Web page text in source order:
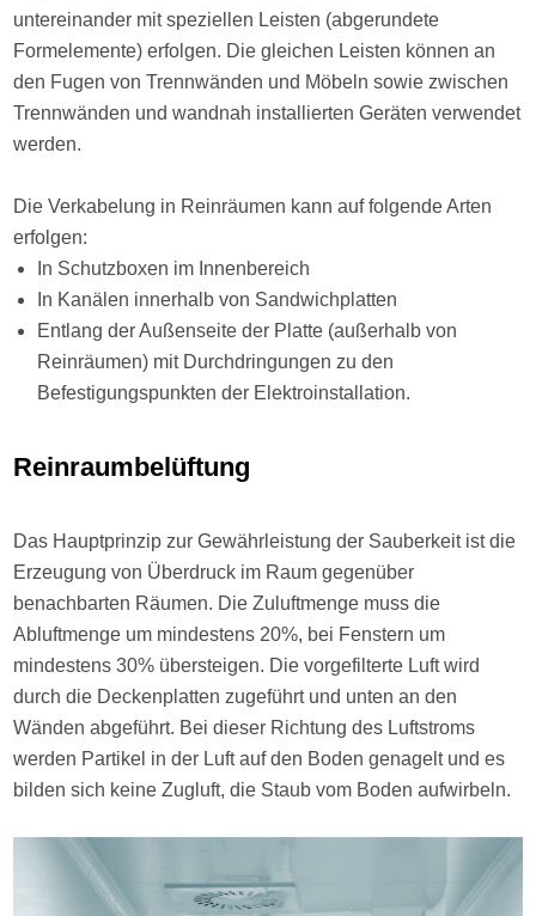
untereinander mit speziellen Leisten (abgerundete
Formelemente) erfolgen. Die gleichen Leisten können an
den Fugen von Trennwänden und Möbeln sowie zwischen
Trennwänden und wandnah installierten Geräten verwendet
werden.
Die Verkabelung in Reinräumen kann auf folgende Arten
erfolgen:
In Schutzboxen im Innenbereich
In Kanälen innerhalb von Sandwichplatten
Entlang der Außenseite der Platte (außerhalb von
Reinräumen) mit Durchdringungen zu den
Befestigungspunkten der Elektroinstallation.
Reinraumbelüftung
Das Hauptprinzip zur Gewährleistung der Sauberkeit ist die
Erzeugung von Überdruck im Raum gegenüber
benachbarten Räumen. Die Zuluftmenge muss die
Abluftmenge um mindestens 20%, bei Fenstern um
mindestens 30% übersteigen. Die vorgefilterte Luft wird
durch die Deckenplatten zugeführt und unten an den
Wänden abgeführt. Bei dieser Richtung des Luftstroms
werden Partikel in der Luft auf den Boden genagelt und es
bilden sich keine Zugluft, die Staub vom Boden aufwirbeln.